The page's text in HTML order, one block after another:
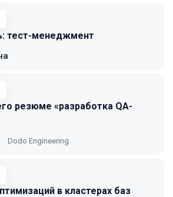
тест-менеджмент
резюме «разработка QA-
Dodo Engineering
в кластерах баз